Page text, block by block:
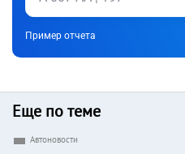
Пример отчета
Еще по теме
Автоновости